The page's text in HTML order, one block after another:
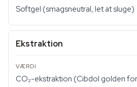
Softgel (smagsneutral, let at sluge)
Ekstraktion
CO₂-ekstraktion (Cibdol golden